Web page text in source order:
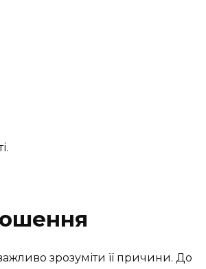
зрозуміти її причини. До